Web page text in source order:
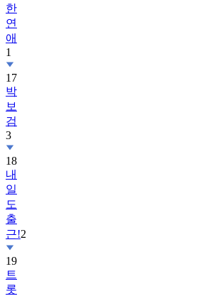
한
연
애
1
17
박
보
검
3
18
내
일
도
출
근!2
19
트
롯